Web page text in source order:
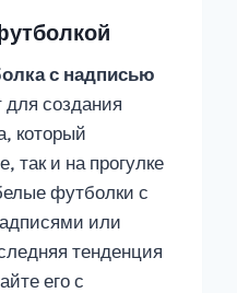
с надписью
создания
который
так и на прогулке
футболки с
или
тенденция
его с